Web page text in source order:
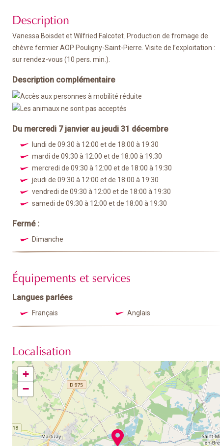
Description
Vanessa Boisdet et Wilfried Falcotet. Production de fromage de
chèvre fermier AOP Pouligny-Saint-Pierre. Visite de l’exploitation :
sur rendez-vous (10 pers. min.).
Description complémentaire
Du mercredi 7 janvier au jeudi 31 décembre
lundi de 09:30 à 12:00 et de 18:00 à 19:30
mardi de 09:30 à 12:00 et de 18:00 à 19:30
mercredi de 09:30 à 12:00 et de 18:00 à 19:30
jeudi de 09:30 à 12:00 et de 18:00 à 19:30
vendredi de 09:30 à 12:00 et de 18:00 à 19:30
samedi de 09:30 à 12:00 et de 18:00 à 19:30
Fermé :
Dimanche
Équipements et services
Langues parlées
Français Anglais
Localisation
+
−